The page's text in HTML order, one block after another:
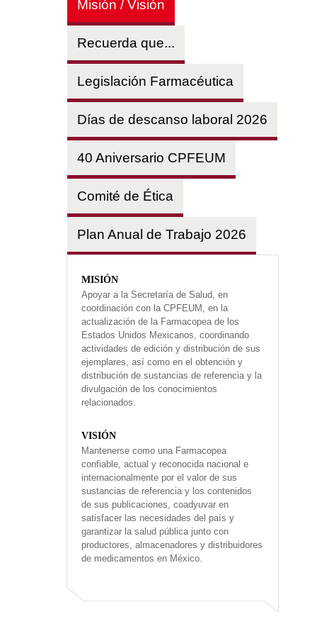
Misión / Visión
Recuerda que...
Legislación Farmacéutica
Días de descanso laboral 2026
40 Aniversario CPFEUM
Comité de Ética
Plan Anual de Trabajo 2026
MISIÓN
Apoyar a la Secretaría de Salud, en
coordinación con la CPFEUM, en la
actualización de la Farmacopea de los
Estados Unidos Mexicanos, coordinando
actividades de edición y distribución de sus
ejemplares, así como en el obtención y
distribución de sustancias de referencia y la
divulgación de los conocimientos
relacionados.
VISIÓN
Mantenerse como una Farmacopea
confiable, actual y reconocida nacional e
internacionalmente por el valor de sus
sustancias de referencia y los contenidos
de sus publicaciones, coadyuvar en
satisfacer las necesidades del país y
garantizar la salud pública junto con
productores, almacenadores y distribuidores
de medicamentos en México.